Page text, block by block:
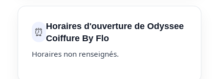
⏰ Horaires d'ouverture de Odyssee
Coiffure By Flo
Horaires non renseignés.